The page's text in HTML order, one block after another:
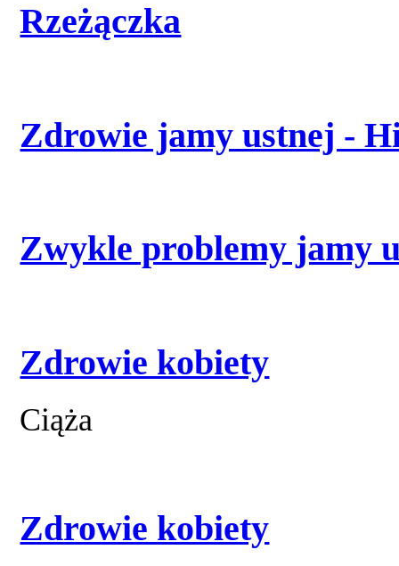
Rzeżączka
Zdrowie jamy ustnej -
Zwykle problemy jamy
Zdrowie kobiety
Ciąża
Zdrowie kobiety